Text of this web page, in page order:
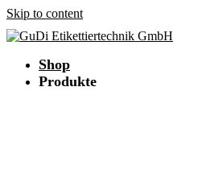
Skip to content
Shop
Produkte